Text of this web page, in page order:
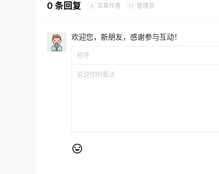
0 条回复 A 文章作者 M 管理员
欢迎您，新朋友，感谢参与互动！